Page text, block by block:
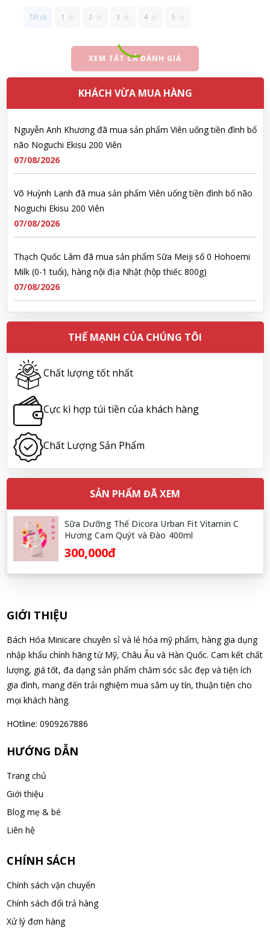
Tất cả 1 2 3 4 5
XEM TẤT CẢ ĐÁNH GIÁ
KHÁCH VỪA MUA HÀNG
Milk (0-1 tuổi), hàng nội địa Nhật (hộp thiếc 800g)
Nguyễn Anh Khương đã mua sản phẩm Viên uống tiền đình bổ
não Noguchi Ekisu 200 Viên
07/08/2026
Võ Huỳnh Lanh đã mua sản phẩm Viên uống tiền đình bổ não
Noguchi Ekisu 200 Viên
Thạch Quốc Lâm đã mua sản phẩm Sữa Meiji số 0 Hohoemi
Milk (0-1 tuổi), hàng nội địa Nhật (hộp thiếc 800g)
07/08/2026
Ngô Quốc Cường đã mua sản phẩm Sữa Meiji số 0 Hohoemi
Milk (0-1 tuổi), hàng nội địa Nhật (hộp thiếc 800g)
07/08/2026
Lê Công Hoàng Huy đã mua sản phẩm Viên uống tiền đình bổ
não Noguchi Ekisu 200 Viên
07/08/2026
Hoàng Nhật Nam đã mua sản phẩm Sữa tắm Pigeon Baby
Soap dạng túi 400ml Nhật Bản
07/08/2026
Soap dạng túi 400ml Nhật Bản
Võ Thị Thanh Tươi đã mua sản phẩm Men Vi Sinh BioGaia
Nhật Bản lọ 5ml cho trẻ Sơ Sinh
Nhật Bản lọ 5ml cho trẻ Sơ Sinh
Nguyễn Văn Cảnh đã mua sản phẩm Sữa Meiji số 0 Hohoemi
Milk (0-1 tuổi), hàng nội địa Nhật (hộp thiếc 800g)
07/08/2026
Nguyễn Anh Khương đã mua sản phẩm Viên uống tiền đình bổ
não Noguchi Ekisu 200 Viên
07/08/2026
Võ Huỳnh Lanh đã mua sản phẩm Viên uống tiền đình bổ não
Noguchi Ekisu 200 Viên
07/08/2026
Thạch Quốc Lâm đã mua sản phẩm Sữa Meiji số 0 Hohoemi
07/08/2026
Ngô Quốc Cường đã mua sản phẩm Sữa Meiji số 0 Hohoemi
THẾ MẠNH CỦA CHÚNG TÔI
Chất lượng tốt nhất
Cực kì hợp túi tiền của khách hàng
Chất Lượng Sản Phẩm
SẢN PHẨM ĐÃ XEM
Sữa Dưỡng Thể Dicora Urban Fit Vitamin C
Hương Cam Quýt và Đào 400ml
300,000đ
GIỚI THIỆU
Bách Hóa Minicare chuyên sỉ và lẻ hóa mỹ phẩm, hàng gia dụng
nhập khẩu chính hãng từ Mỹ, Châu Âu và Hàn Quốc. Cam kết chất
lượng, giá tốt, đa dạng sản phẩm chăm sóc sắc đẹp và tiện ích
gia đình, mang đến trải nghiệm mua sắm uy tín, thuận tiện cho
mọi khách hàng.
HOtline: 0909267886
HƯỚNG DẪN
Trang chủ
Giới thiệu
Blog mẹ & bé
Liên hệ
CHÍNH SÁCH
Chính sách vận chuyển
Chính sách đổi trả hàng
Xử lý đơn hàng